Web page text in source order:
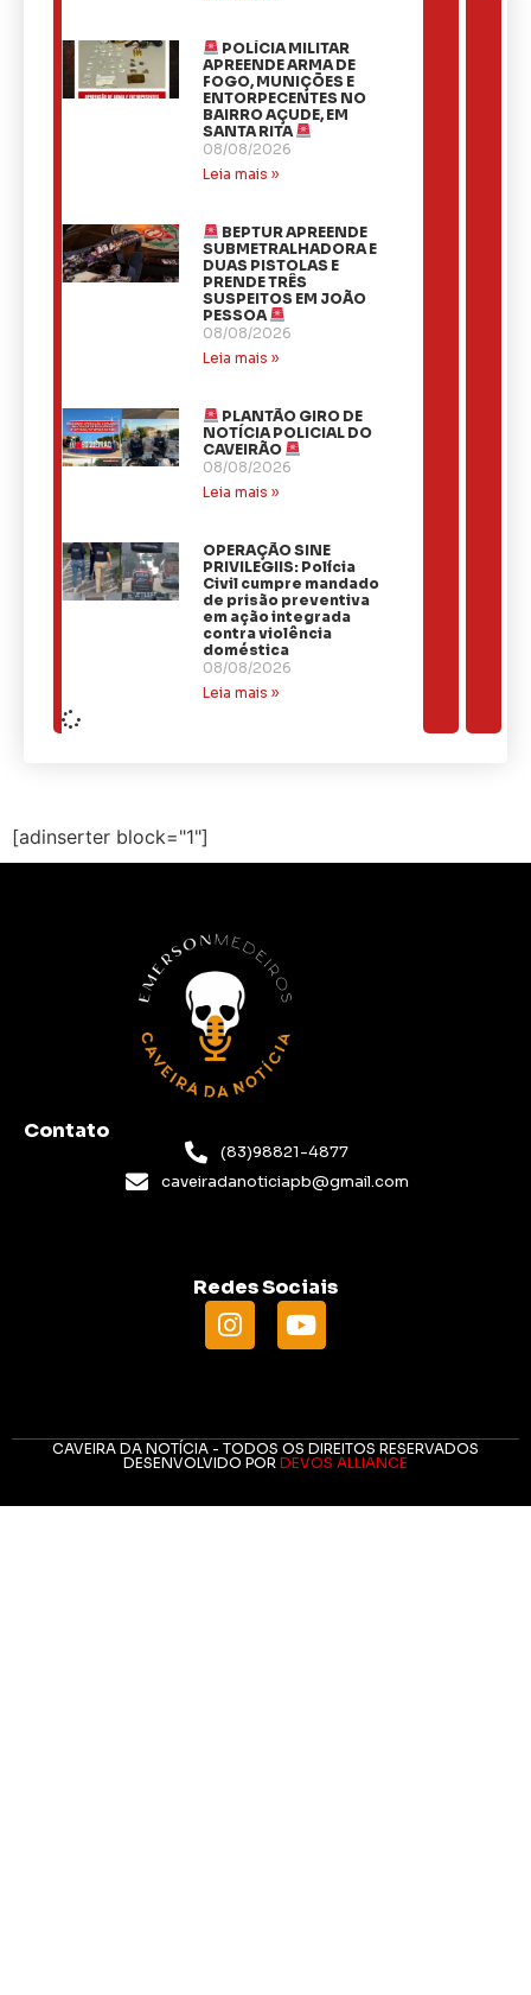
POLÍCIA MILITAR
APREENDE ARMA DE
FOGO, MUNIÇÕES E
ENTORPECENTES NO
BAIRRO AÇUDE, EM
SANTA RITA
08/08/2026
Leia mais »
BEPTUR APREENDE
SUBMETRALHADORA E
DUAS PISTOLAS E
PRENDE TRÊS
SUSPEITOS EM JOÃO
PESSOA
08/08/2026
Leia mais »
PLANTÃO GIRO DE
NOTÍCIA POLICIAL DO
CAVEIRÃO
08/08/2026
Leia mais »
OPERAÇÃO SINE
PRIVILEGIIS: Polícia
Civil cumpre mandado
de prisão preventiva
em ação integrada
contra violência
doméstica
08/08/2026
Leia mais »
[adinserter block="1"]
Contato
(83)98821-4877
caveiradanoticiapb@gmail.com
Redes Sociais
CAVEIRA DA NOTÍCIA - TODOS OS DIREITOS RESERVADOS
DESENVOLVIDO POR DEVOS ALLIANCE